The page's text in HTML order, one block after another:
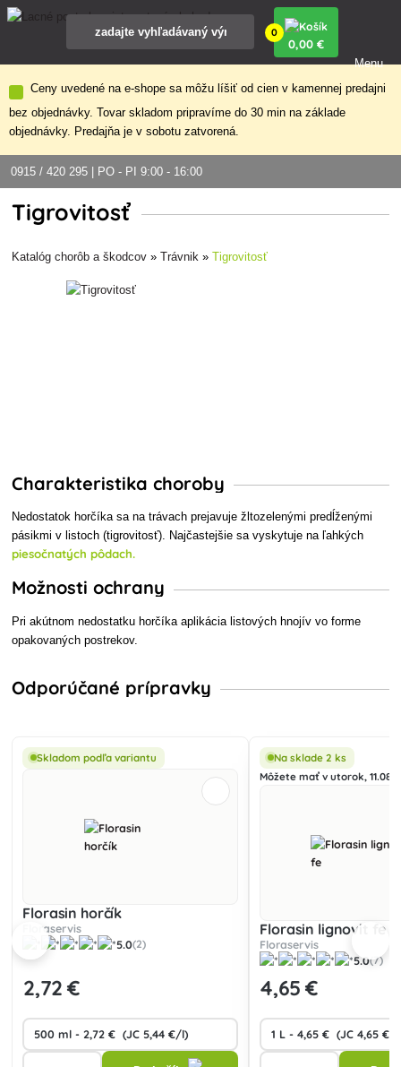
Ceny uvedené na e-shope sa môžu líšiť od cien v kamennej predajni
bez objednávky. Tovar skladom pripravíme do 30 min na základe
objednávky. Predajňa je v sobotu zatvorená.
0915 / 420 295 | PO - PI 9:00 - 16:00
0
0,00 €
Menu
Tigrovitosť
Katalóg chorôb a škodcov »Trávnik »Tigrovitosť
Charakteristika choroby
Nedostatok horčíka sa na trávach prejavuje žltozelenými predĺženými
pásikmi v listoch (tigrovitosť). Najčastejšie sa vyskytuje na ľahkých
piesočnatých pôdach.
Možnosti ochrany
Pri akútnom nedostatku horčíka aplikácia listových hnojív vo forme
opakovaných postrekov.
Odporúčané prípravky
Skladom podľa variantu
Florasin horčík
Floraservis
5.0(2)
2,72 €
Na sklade 2 ks
Môžete mať v utorok, 11.08.
Florasin lignovit fe
Floraservis
5.0(7)
4,65 €